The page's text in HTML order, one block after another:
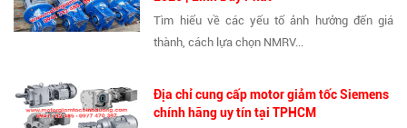
Tìm hiểu về các yếu tố ảnh hưởng đến giá
thành, cách lựa chọn NMRV...
Địa chỉ cung cấp motor giảm tốc Siemens
chính hãng uy tín tại TPHCM